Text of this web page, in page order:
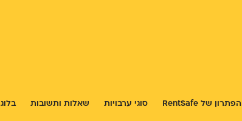
הפתרון של RentSafe סוגי ערבויות שאלות ותשובות בלוג